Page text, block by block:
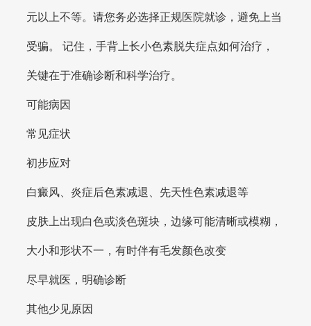
元以上不等。请您务必选择正规医院就诊，避免上当
受骗。 记住，手背上长小色素脱失症点如何治疗，
关键在于准确诊断和科学治疗。
可能病因
常见症状
初步应对
白癜风、炎症后色素减退、先天性色素减退等
皮肤上出现白色或淡色斑块，边缘可能清晰或模糊，
大小和形状不一，有时伴有毛发颜色改变
尽早就医，明确诊断
其他少见原因